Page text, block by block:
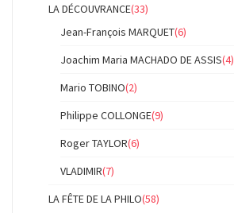
LA DÉCOUVRANCE(33)
Jean-François MARQUET(6)
Joachim Maria MACHADO DE ASSIS(4)
Mario TOBINO(2)
Philippe COLLONGE(9)
Roger TAYLOR(6)
VLADIMIR(7)
LA FÊTE DE LA PHILO(58)